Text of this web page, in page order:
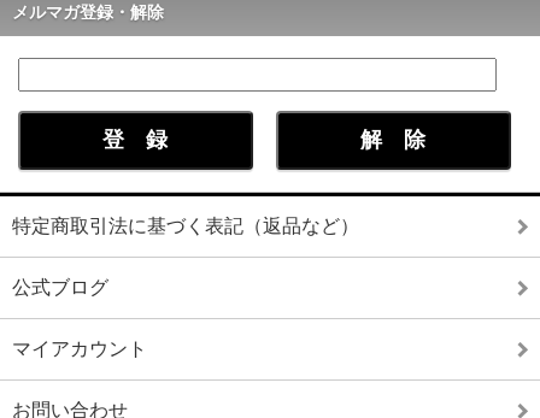
メルマガ登録・解除
特定商取引法に基づく表記（返品など）
公式ブログ
マイアカウント
お問い合わせ